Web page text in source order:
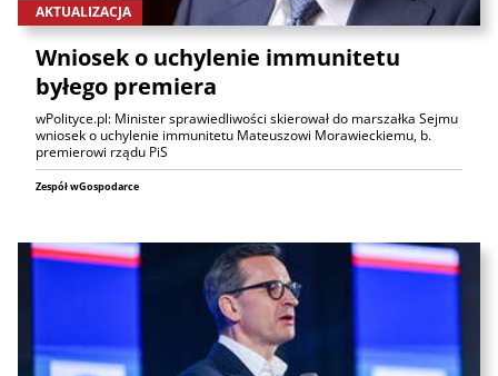
AKTUALIZACJA
Wniosek o uchylenie immunitetu
byłego premiera
wPolityce.pl: Minister sprawiedliwości skierował do marszałka Sejmu
wniosek o uchylenie immunitetu Mateuszowi Morawieckiemu, b.
premierowi rządu PiS
Zespół wGospodarce